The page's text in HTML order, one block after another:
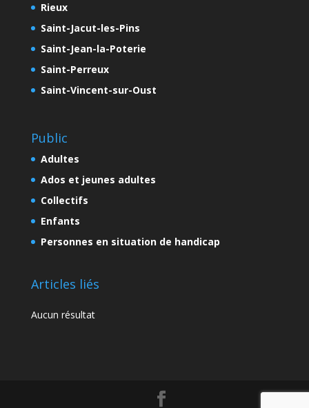
Rieux
Saint-Jacut-les-Pins
Saint-Jean-la-Poterie
Saint-Perreux
Saint-Vincent-sur-Oust
Public
Adultes
Ados et jeunes adultes
Collectifs
Enfants
Personnes en situation de handicap
Articles liés
Aucun résultat